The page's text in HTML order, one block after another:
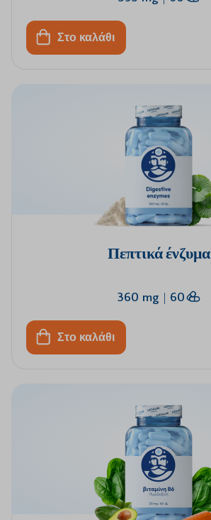
Στο καλάθι
Πεπτικά ένζυμα
360 mg | 60
Στο καλάθι